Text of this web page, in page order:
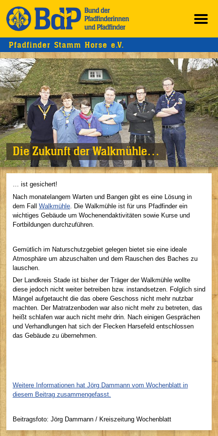
Pfadfinder Stamm Horse e.V.
Die Zukunft der Walkmühle…
… ist gesichert!
Nach monatelangem Warten und Bangen gibt es eine Lösung in
dem Fall Walkmühle . Die Walkmühle ist für uns Pfadfinder ein
wichtiges Gebäude um Wochenendaktivitäten sowie Kurse und
Fortbildungen durchzuführen.
Gemütlich im Naturschutzgebiet gelegen bietet sie eine ideale
Atmosphäre um abzuschalten und dem Rauschen des Baches zu
lauschen.
Der Landkreis Stade ist bisher der Träger der Walkmühle wollte
diese jedoch nicht weiter betreiben bzw. instandsetzen. Folglich sind
Mängel aufgetaucht die das obere Geschoss nicht mehr nutzbar
machten. Der Matratzenboden war also nicht mehr zu betreten, das
heißt schlafen war auch nicht mehr drin. Nach einigen Gesprächen
und Verhandlungen hat sich der Flecken Harsefeld entschlossen
das Gebäude zu übernehmen.
Weitere Informationen hat Jörg Dammann vom Wochenblatt in
diesem Beitrag zusammengefasst.
Beitragsfoto: Jörg Dammann / Kreiszeitung Wochenblatt